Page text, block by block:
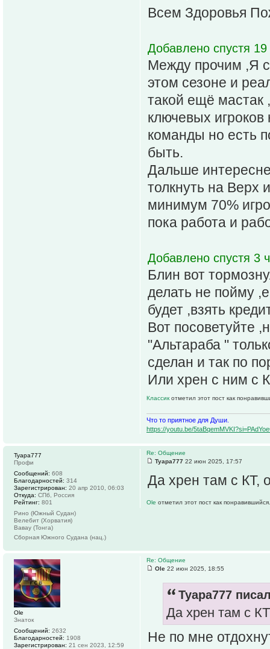
Всем Здоровья
Добавлено спустя
Между прочим ,Я
этом сезоне и
такой ещё мастак
ключевых игроков
команды но есть
быть.
Дальше
толкнуть на Верх
минимум 70%
пока работа и
Добавлено спустя 3
Блин вот
делать не пойму
будет ,взять
Вот посоветуйте
"Альтараба "
сделан и так по
Или хрен с ним с
Классик отметил этот пост как
Что то приятное для Души.
https://youtu.be/
Re: Общение
Tyapa777 22 июн 2025, 17:57
Да хрен там с КТ,
Ole отметил этот пост как понравившийся.
Tyapa777
Профи
Сообщений: 608
Благодарностей: 314
Зарегистрирован: 20 апр 2010, 06:03
Откуда: СПб, Россия
Рейтинг: 801
Рино (Южный Судан)
Велебит (Хорватия)
Вавау (Тонга)
Сборная Южного Судана (нац.)
Re: Общение
Ole 22 июн 2025, 18:55
Tyapa777
Да хрен там с
Не по мне
Ole
Знаток
Сообщений: 2632
Благодарностей: 1908
Зарегистрирован: 21 сен 2023, 12:59